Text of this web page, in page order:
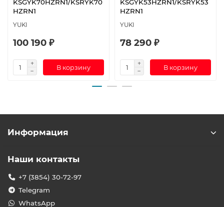
KSGYK70HZRN1/KSRYK70
HZRN1
YUKI
100 190 ₽
В корзину
KSGYK53HZRN1/KSRYK53
HZRN1
YUKI
78 290 ₽
В корзину
Информация
Наши контакты
+7 (3854) 30-72-97
Telegram
WhatsApp